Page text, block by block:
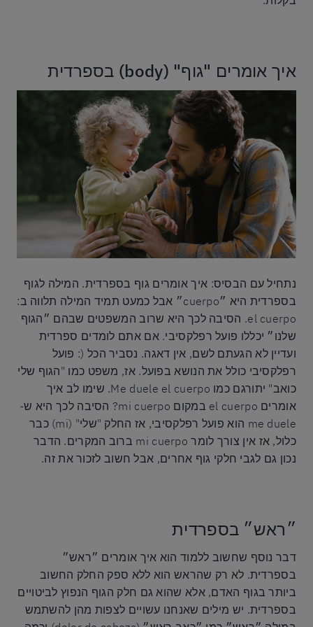
איך אומרים "גוף" (body) בספרדית
נתחיל עם הבסיס: איך אומרים גוף בספרדית. המילה לגוף
בספרדית היא ״cuerpo״ אבל כמעט תמיד המילה תלווה ב:
el cuerpo. הסיבה לכך היא שרוב המשפטים שבהם ״הגוף
שלנו״ יכללו פועל רפלקסיבי. אם אתם לומדים ספרדית
ועדיין לא הגעתם לשם, אין דאגה. נסביר הכל (: פועל
רפלקסיבי כולל את הנושא בפועל. אז, משפט כמו "הגוף שלי
כואב" יתורגם כמו Me duele el cuerpo. שימו לב איך
אומרים el cuerpo במקום mi cuerpo? הסיבה לכך היא ש-
me duele הוא פועל רפלקסיבי, אז החלק "שלי" (mi) כבר
כלול, אז אין צורך לומר mi cuerpo ברוב המקרים. הדבר
נכון גם לגבי חלקי גוף אחרים, אבל חשוב לזכור את זה.
״ראש״ בספרדית
דבר נוסף שחשוב ללמוד הוא איך אומרים ״ראש״
בספרדית. לא רק שהראש הוא ללא ספק החלק החשוב
ביותר בגוף האדם, אלא שהוא גם חלק הגוף הנפוץ לביטויים
בספרדית. יש מילים שאנחנו עשויים לצפות מהן להשתמש